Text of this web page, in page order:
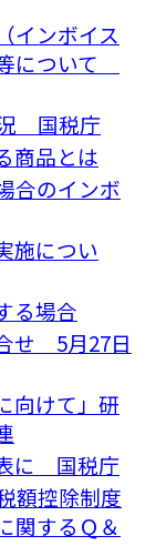
インボイス
について
況 国税庁
商品とは
合のインボ
施につい
る場合
せ 5月27日
向けて」研
に 国税庁
額控除制度
関するＱ＆